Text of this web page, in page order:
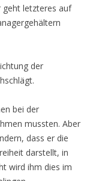
geht letzteres auf
der
bei der
mussten. Aber
dass er die
darstellt, in
wird ihm dies im